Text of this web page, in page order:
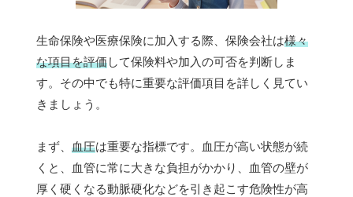
生命保険や医療保険に加入する際、保険会社は様々
な項目を評価して保険料や加入の可否を判断しま
す。その中でも特に重要な評価項目を詳しく見てい
きましょう。
まず、 血圧は重要な指標です。血圧が高い状態が続
くと、血管に常に大きな負担がかかり、血管の壁が
厚く硬くなる動脈硬化などを引き起こす危険性が高